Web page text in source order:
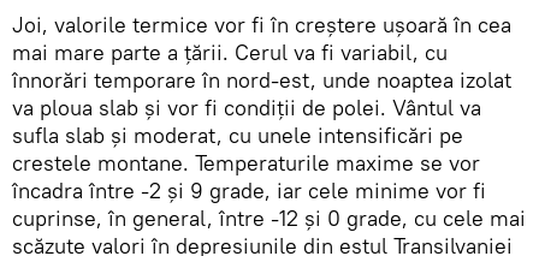
Joi, valorile termice vor fi în creștere ușoară în cea
mai mare parte a țării. Cerul va fi variabil, cu
înnorări temporare în nord-est, unde noaptea izolat
va ploua slab și vor fi condiții de polei. Vântul va
sufla slab și moderat, cu unele intensificări pe
crestele montane. Temperaturile maxime se vor
încadra între -2 și 9 grade, iar cele minime vor fi
cuprinse, în general, între -12 și 0 grade, cu cele mai
scăzute valori în depresiunile din estul Transilvaniei